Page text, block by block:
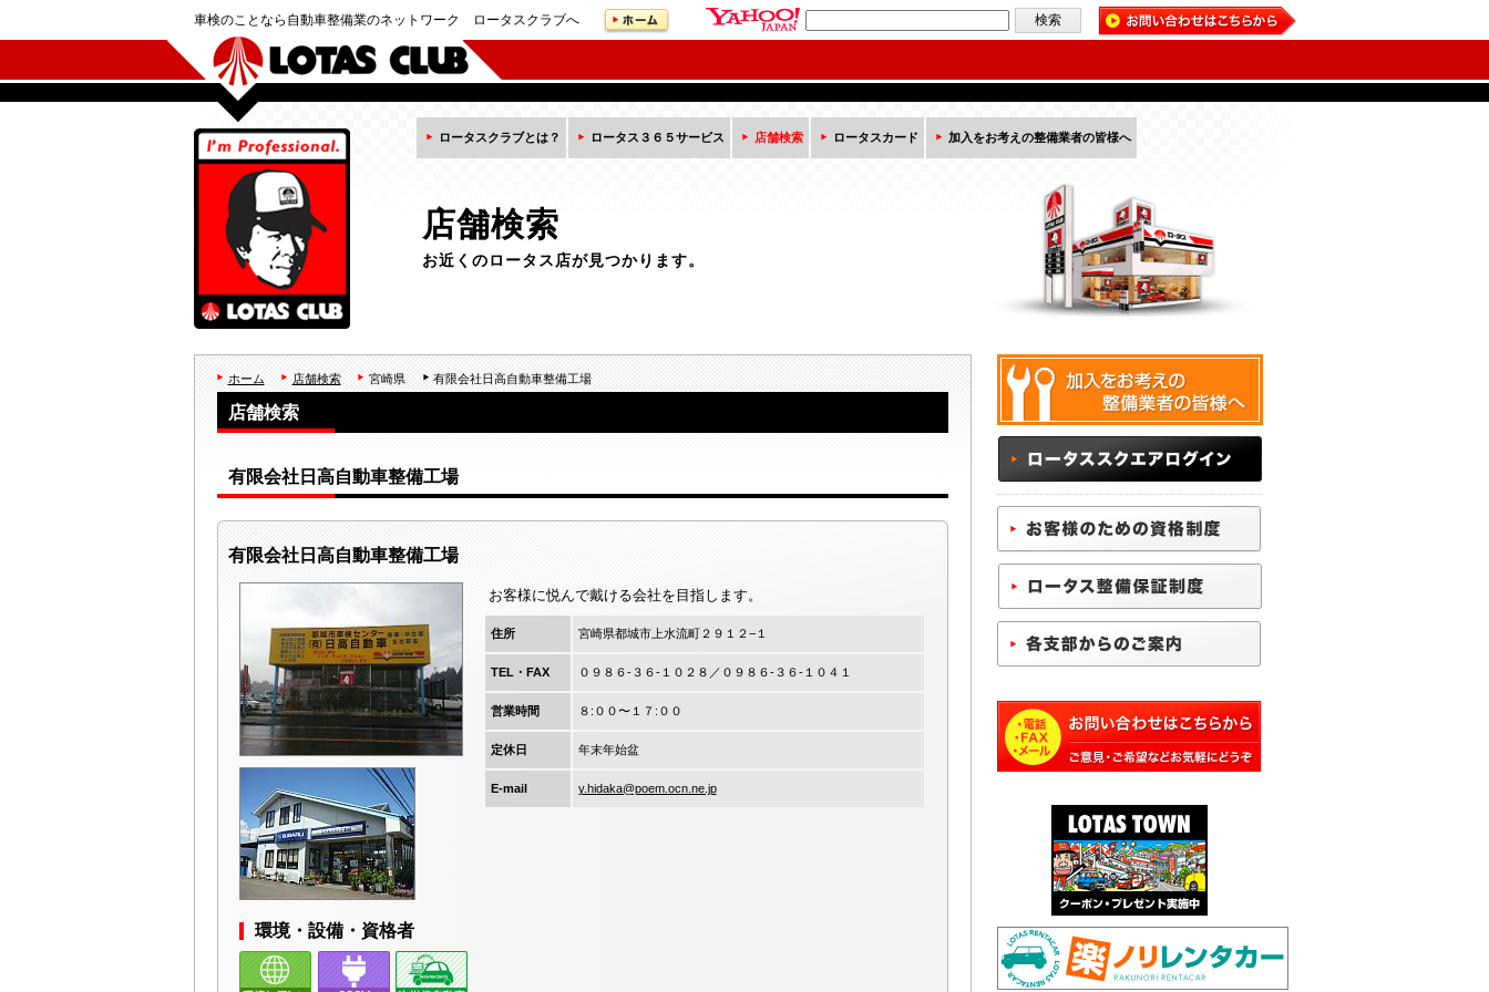
車検のことなら自動車整備業のネットワーク ロータスクラブへ
ロータスクラブとは？ ロータス３６５サービス 店舗検索 ロータスカード 加入をお考えの整備業者の皆様へ
店舗検索
お近くのロータス店が見つかります。
ホーム 店舗検索 宮崎県 有限会社日高自動車整備工場
店舗検索
有限会社日高自動車整備工場
有限会社日高自動車整備工場
お客様に悦んで戴ける会社を目指します。
住所 宮崎県都城市上水流町２９１２−１
TEL・FAX ０９８６-３６-１０２８／０９８６-３６-１０４１
営業時間 ８:００〜１７:００
定休日 年末年始盆
E-mail y.hidaka@poem.ocn.ne.jp
環境・設備・資格者